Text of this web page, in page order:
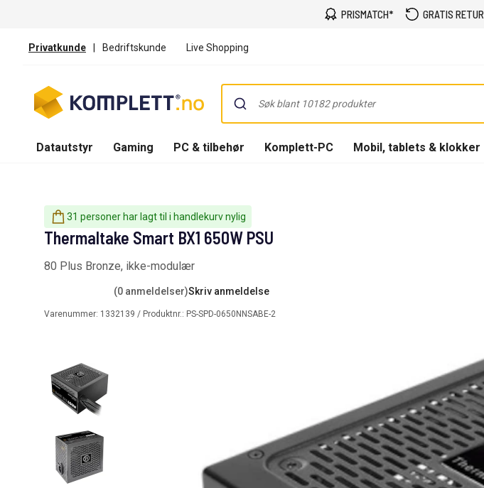
PRISMATCH* GRATIS RETUR
Privatkunde | Bedriftskunde Live Shopping
Datautstyr Gaming PC & tilbehør Komplett-PC Mobil, tablets & klokker
31 personer har lagt til i handlekurv nylig
Thermaltake Smart BX1 650W PSU
80 Plus Bronze, ikke-modulær
(0 anmeldelser)Skriv anmeldelse
Varenummer: 1332139 / Produktnr.: PS-SPD-0650NNSABE-2